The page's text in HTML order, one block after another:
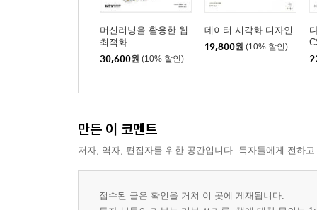
Lesson 8-2 키 입력 받기 144
Lesson 8-3 키 입력에 따라 이미지 움직이기 147
Lesson 8-4 미로 데이터 정의하기 154
Lesson 8-5 2차원 화면 게임 개발 기초 159
Chapter 9 블록 낙하 게임 만들기! 175
Lesson 9-1 게임 사양 고려하기 176
Lesson 9-2 마우스 입력 조합하기 179
머신러닝을 활용한 웹
최적화
30,600원 (10% 할인)
데이터 시각화 디자인
19,800원 (10% 할인)
만든 이 코멘트
저자, 역자, 편집자를 위한 공간입니다. 독자들에게 전하
접수된 글은 확인을 거쳐 이 곳에 게재됩니다.